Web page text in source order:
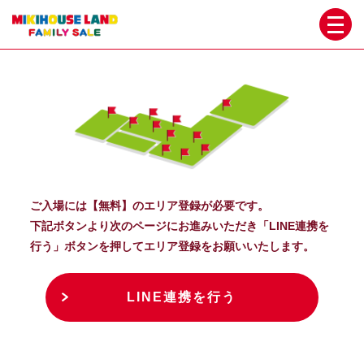
ご入場には【無料】のエリア登録が必要です。
下記ボタンより次のページにお進みいただき「LINE連携を
行う」ボタンを押してエリア登録をお願いいたします。
LINE連携を行う